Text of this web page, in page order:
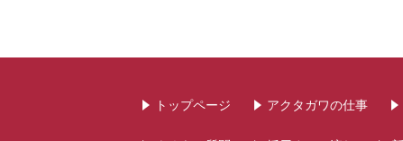
トップページ アクタガワの仕事